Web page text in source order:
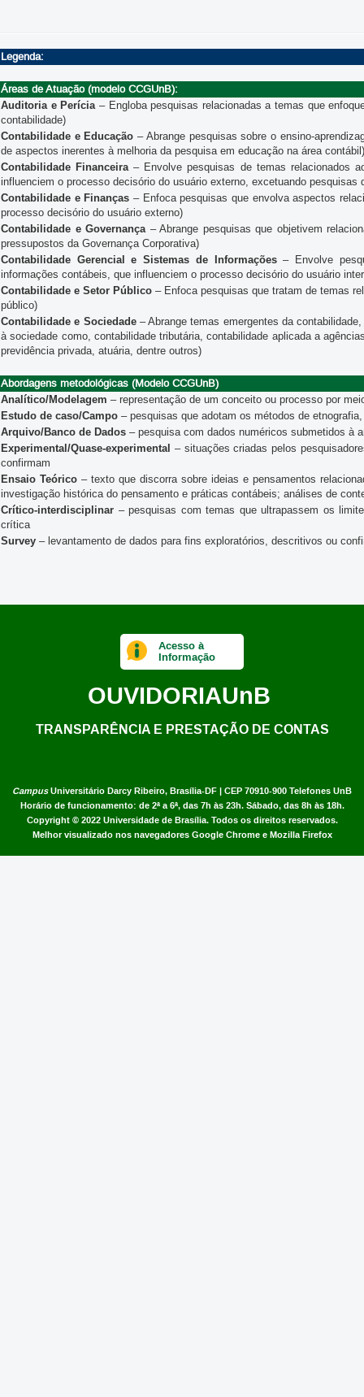
Legenda:
Áreas de Atuação (modelo CCGUnB):
Auditoria e Perícia – Engloba pesquisas relacionadas a temas que
contabilidade)
Contabilidade e Educação – Abrange pesquisas sobre o ensino-
de aspectos inerentes à melhoria da pesquisa em educação na área contábil)
Contabilidade Financeira – Envolve pesquisas de temas relacionados
influenciem o processo decisório do usuário externo, excetuando
Contabilidade e Finanças – Enfoca pesquisas que envolva aspectos
processo decisório do usuário externo)
Contabilidade e Governança – Abrange pesquisas que objetivem
pressupostos da Governança Corporativa)
Contabilidade Gerencial e Sistemas de Informações– Envolve
informações contábeis, que influenciem o processo decisório do usuário
Contabilidade e Setor Público – Enfoca pesquisas que tratam de temas
público)
Contabilidade e Sociedade– Abrange temas emergentes da
à sociedade como, contabilidade tributária, contabilidade aplicada a
previdência privada, atuária, dentre outros)
Abordagens metodológicas (Modelo CCGUnB)
Analítico/Modelagem – representação de um conceito ou processo por
Estudo de caso/Campo – pesquisas que adotam os métodos de
Arquivo/Banco de Dados – pesquisa com dados numéricos submetidos à
Experimental/Quase-experimental – situações criadas pelos
confirmam
Ensaio Teórico– texto que discorra sobre ideias e pensamentos
investigação histórica do pensamento e práticas contábeis; análises de
Crítico-interdisciplinar – pesquisas com temas que ultrapassem os
crítica
Survey – levantamento de dados para fins exploratórios, descritivos ou
CampusUniversitário Darcy Ribeiro, Brasília-DF | CEP 70910-900 Telefones UnB
Horário de funcionamento: de 2ª a 6ª, das 7h às 23h. Sábado, das 8h às 18h.
Copyright © 2022 Universidade de Brasília. Todos os direitos reservados.
Melhor visualizado nos navegadores Google Chrome e Mozilla Firefox
Acesso à
Informação
OUVIDORIAUnB
TRANSPARÊNCIA E PRESTAÇÃO DE CONTAS